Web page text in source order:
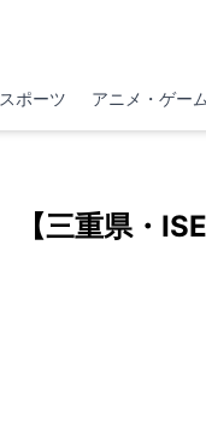
スポーツ アニメ・ゲー
【三重県・